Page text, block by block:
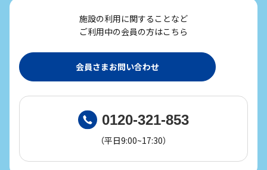
施設の利用に関することなど
ご利用中の会員の方はこちら
会員さまお問い合わせ
0120-321-853
（平日9:00~17:30）